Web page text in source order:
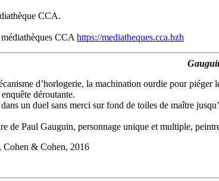
CCA.
CCA https://mediatheques.cca.bzh
d’horlogerie, la machination ourdie pour
déroutante.
un duel sans merci sur fond de toiles de maître
de Paul Gauguin, personnage unique et multiple,
Cohen & Cohen, 2016